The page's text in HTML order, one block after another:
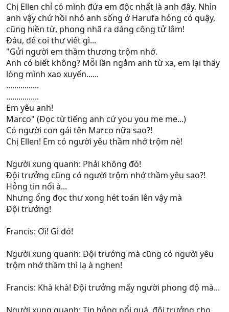
Chị Ellen chỉ có mình đứa em độc nhất là anh đây. Nhìn
anh vậy chứ hồi nhỏ anh sống ở Harufa hỏng có quậy,
cũng hiền từ, phong nhã ra dáng công tử lắm!
Đâu, để coi thư viết gì...
"Gửi người em thầm thương trộm nhớ.
Anh có biết không? Mỗi lần ngắm anh từ xa, em lại thấy
lòng mình xao xuyến......
................
................
Em yêu anh!
Marco" (Đọc từ tiếng anh cứ you you me me...)
Có người con gái tên Marco nữa sao?!
Chị Ellen! Em có người yêu thầm nhớ trộm nè!
Người xung quanh: Phải không đó!
Đội trưởng cũng có người trộm nhớ thầm yêu sao?!
Hỏng tin nổi à...
Nhưng ổng đọc thư xong hét toán lên vậy mà
Đội trưởng!
Francis: Ơi! Gì đó!
Người xung quanh: Đội trưởng mà cũng có người yêu
trộm nhớ thầm thì lạ à nghen!
Francis: Khà khà! Đội trưởng mấy người phong độ mà...
Người xung quanh: Tin hỏng nổi quá, đội trưởng cho